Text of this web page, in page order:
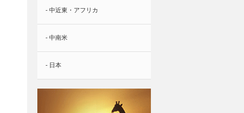
- 中近東・アフリカ
- 中南米
- 日本